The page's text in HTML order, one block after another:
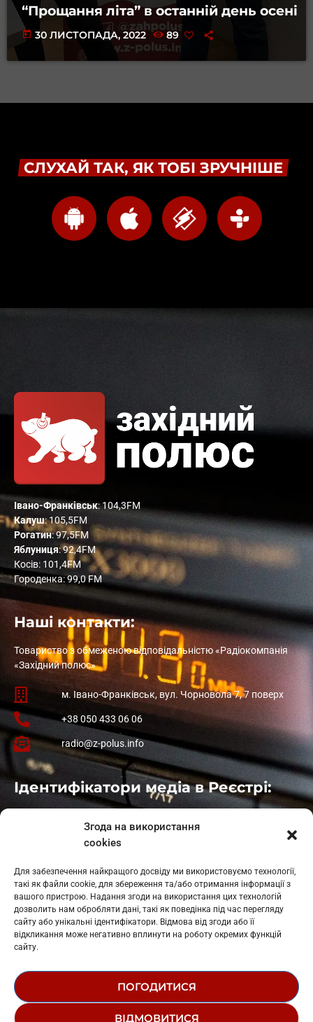
Згода на використання
cookies
Для забезпечення найкращого досвіду ми використовуємо технології,
такі як файли cookie, для збереження та/або отримання інформації з
вашого пристрою. Надання згоди на використання цих технологій
дозволить нам обробляти дані, такі як поведінка під час перегляду
сайту або унікальні ідентифікатори. Відмова від згоди або її
відкликання може негативно вплинути на роботу окремих функцій
сайту.
ПОГОДИТИСЯ
ВІДМОВИТИСЯ
“Прощання літа” в останній день осені
today 30 ЛИСТОПАДА, 2022 89
СЛУХАЙ ТАК, ЯК ТОБІ ЗРУЧНІШЕ
Івано-Франківськ: 104,3FM
Калуш: 105,5FM
Рогатин: 97,5FM
Яблуниця: 92,4FM
Косів: 101,4FM
Городенка: 99,0 FM
Наші контакти:
Товариство з обмеженою відповідальністю «Радіокомпанія
«Західний полюс»
м. Івано-Франківськ, вул. Чорновола 7, 7 поверх
+38 050 433 06 06
radio@z-polus.info
Ідентифікатори медіа в Реєстрі:
: L11-01410
: L11-01801
Косів: L11-01805
Гарасимів: L11-02274
© 1995-2026 РК «ЗАХІДНИЙ ПОЛЮС»